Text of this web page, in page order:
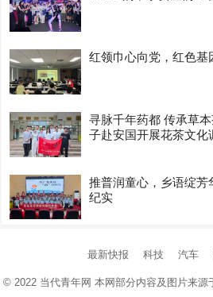
红领巾心向党，红色基
寻脉千年药都 传承草
子赴安国开展花茶文化
推普润童心，乡语绽芳
纪实
最新快报 科技 汽车
© 2022 当代青年网 本网部分内容及图片来源